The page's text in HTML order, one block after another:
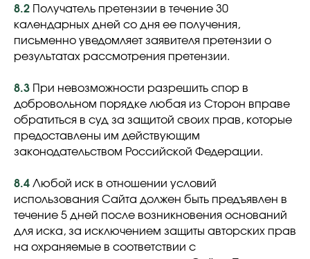
8.2 Получатель претензии в течение 30
календарных дней со дня ее получения,
письменно уведомляет заявителя претензии о
результатах рассмотрения претензии.
8.3 При невозможности разрешить спор в
добровольном порядке любая из Сторон вправе
обратиться в суд за защитой своих прав, которые
предоставлены им действующим
законодательством Российской Федерации.
8.4 Любой иск в отношении условий
использования Сайта должен быть предъявлен в
течение 5 дней после возникновения оснований
для иска, за исключением защиты авторских прав
на охраняемые в соответствии с